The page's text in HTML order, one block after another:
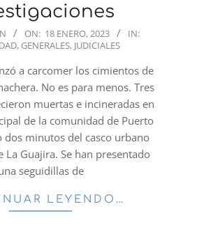
ON: 18 ENERO, 2023
IN:
, GENERALES, JUDICIALES
a carcomer los cimientos de
No es para menos. Tres
muertas e incineradas en
de la comunidad de Puerto
dos minutos del casco urbano
La Guajira. Se han presentado
seguidillas de
LEYENDO…